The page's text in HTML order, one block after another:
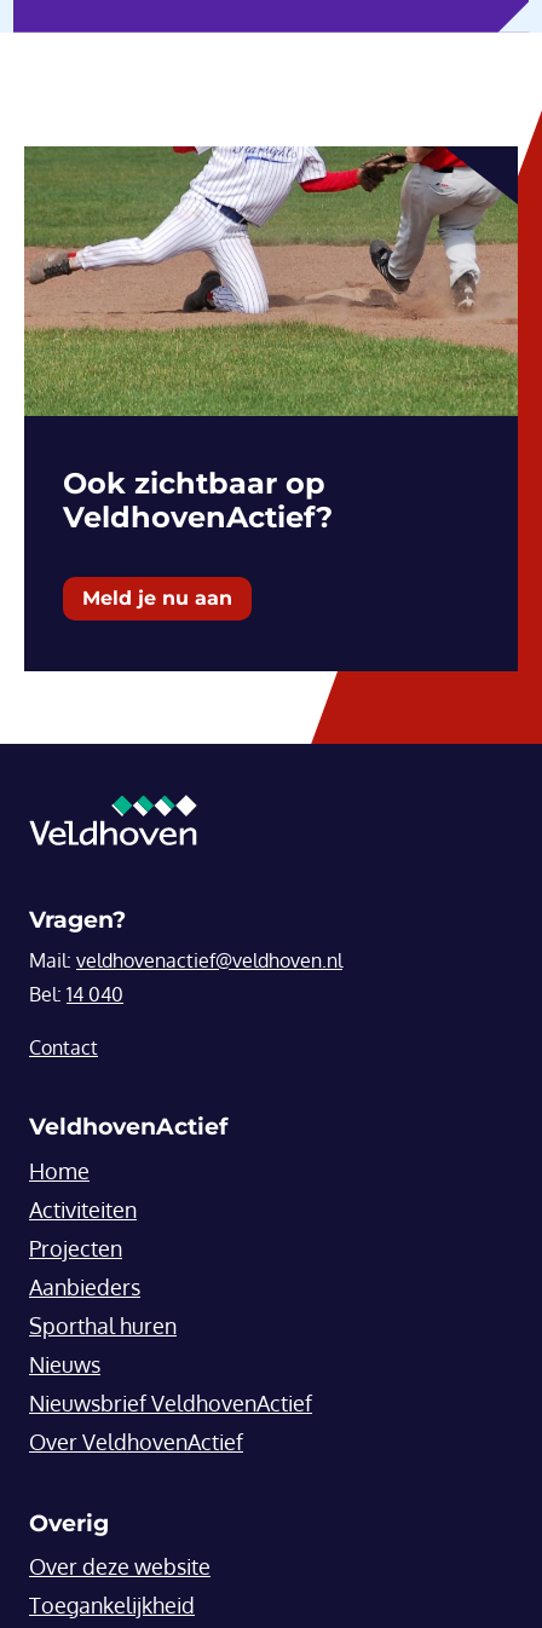
Ook zichtbaar op
VeldhovenActief?
Meld je nu aan
Vragen?
Mail: veldhovenactief@veldhoven.nl
Bel: 14 040
Contact
VeldhovenActief
Home
Activiteiten
Projecten
Aanbieders
Sporthal huren
Nieuws
Nieuwsbrief VeldhovenActief
Over VeldhovenActief
Overig
Over deze website
Toegankelijkheid